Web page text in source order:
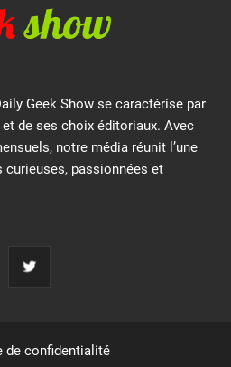
Geek Show se caractérise par
de ses choix éditoriaux. Avec
notre média réunit l’une
passionnées et
de confidentialité